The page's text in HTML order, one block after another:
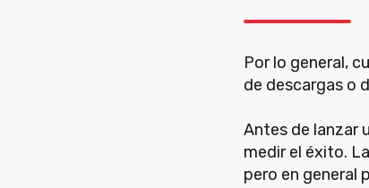
Por lo general,
de descargas o
Antes de lanzar
medir el éxito.
pero en general